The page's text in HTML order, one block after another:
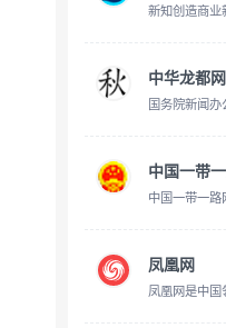
新知创造商业
中华龙都网
中国一带
凤凰网